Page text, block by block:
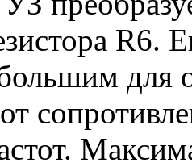
R6.
для